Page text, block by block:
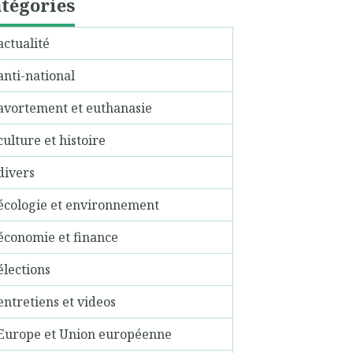
national
et euthanasie
et histoire
et environnement
et finance
et videos
et Union européenne